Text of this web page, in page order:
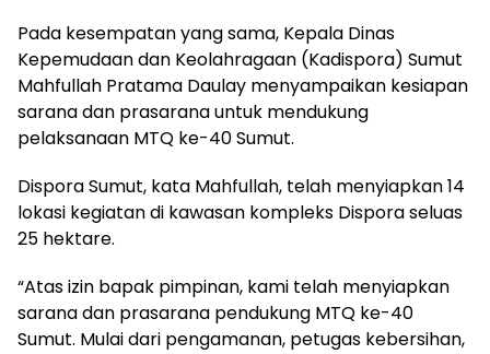
Pada kesempatan yang sama, Kepala Dinas
Kepemudaan dan Keolahragaan (Kadispora) Sumut
Mahfullah Pratama Daulay menyampaikan kesiapan
sarana dan prasarana untuk mendukung
pelaksanaan MTQ ke-40 Sumut.
Dispora Sumut, kata Mahfullah, telah menyiapkan 14
lokasi kegiatan di kawasan kompleks Dispora seluas
25 hektare.
“Atas izin bapak pimpinan, kami telah menyiapkan
sarana dan prasarana pendukung MTQ ke-40
Sumut. Mulai dari pengamanan, petugas kebersihan,